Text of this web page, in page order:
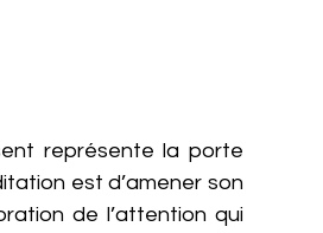
représente la porte
est d’amener son
de l’attention qui